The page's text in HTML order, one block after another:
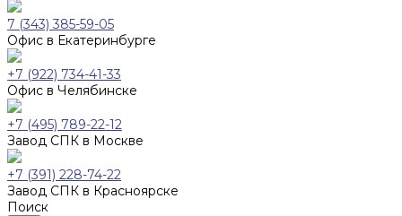
7 (343) 385-59-05
Офис в Екатеринбурге
+7 (922) 734-41-33
Офис в Челябинске
+7 (495) 789-22-12
Завод СПК в Москве
+7 (391) 228-74-22
Завод СПК в Красноярске
Поиск